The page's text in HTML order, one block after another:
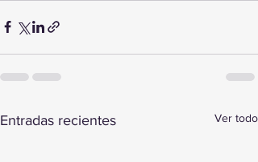
Entradas recientes Ver todo